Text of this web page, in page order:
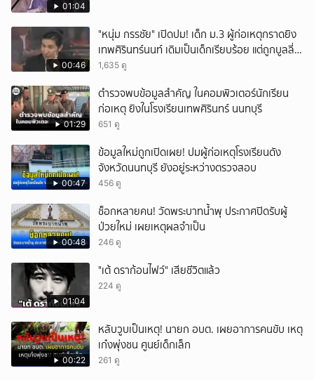
01:04
00:46
"หนุ่ม กรรชัย" เปิดปม! เด็ก ม.3 ผู้ก่อเหตุกราดยิง
เทพศิรินทร์นนท์ เดิมเป็นเด็กเรียบร้อย แต่ถูกบูลลี่
หนัก คาดแรงกดดันสะสมกลายเป็นแรงแค้น จนก่อ
1,635 ดู
01:29
ตำรวจพบข้อมูลสำคัญ ในคอมพิวเตอร์นักเรียน
ก่อเหตุ ยิงในโรงเรียนเทพศิรินทร์ นนทบุรี
651 ดู
00:47
ข้อมูลใหม่ถูกเปิดเผย! ปมผู้ก่อเหตุโรงเรียนดัง
จังหวัดนนทบุรี ยังอยู่ระหว่างตรวจสอบ
456 ดู
00:48
ช็อกหลายคน! วัดพระบาทน้ำพุ ประกาศปิดรับผู้
ป่วยใหม่ เผยเหตุผลจำเป็น
246 ดู
01:04
"เต้ ดราก้อนไฟว์" เสียชีวิตแล้ว
224 ดู
00:22
หลับวูบเป็นเหตุ! นายก อบต. เผยอาการคนขับ เหตุ
เก๋งพุ่งชน ศูนย์เด็กเล็ก
261 ดู